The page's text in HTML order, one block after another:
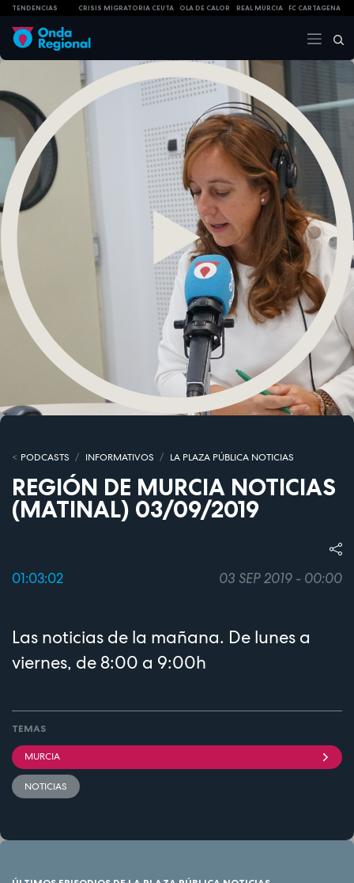
TENDENCIAS CRISIS MIGRATORIA CEUTA OLA DE CALOR REAL MURCIA FC CARTAGENA
PODCASTS INFORMATIVOS LA PLAZA PÚBLICA NOTICIAS
REGIÓN DE MURCIA NOTICIAS
(MATINAL) 03/09/2019
01:03:02 03 SEP 2019 - 00:00
Las noticias de la mañana. De lunes a
viernes, de 8:00 a 9:00h
TEMAS
MURCIA
NOTICIAS